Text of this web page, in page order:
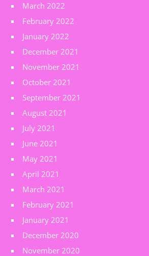
March 2022
February 2022
January 2022
December 2021
November 2021
October 2021
September 2021
August 2021
July 2021
June 2021
May 2021
April 2021
March 2021
February 2021
January 2021
December 2020
November 2020